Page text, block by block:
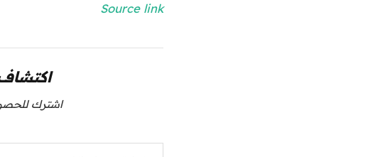
Source link
اشترك
كتابة بريدك الإلكتروني...